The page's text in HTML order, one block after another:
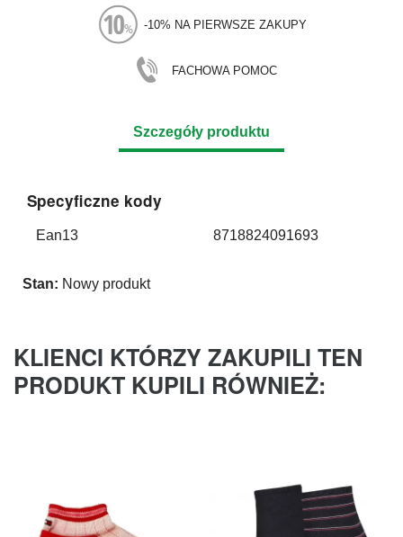
-10% NA PIERWSZE ZAKUPY
FACHOWA POMOC
Szczegóły produktu
Specyficzne kody
Ean13 8718824091693
Stan: Nowy produkt
KLIENCI KTÓRZY ZAKUPILI TEN
PRODUKT KUPILI RÓWNIEŻ: